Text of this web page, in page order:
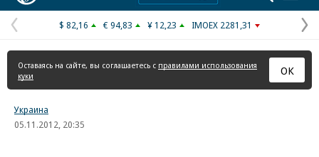
Предыдущая
страница
$ 82,16 € 94,83 ¥ 12,23 IMOEX 2281,31
Оставаясь на сайте, вы соглашаетесь с правилами использования
куки
ОК
Украина
05.11.2012, 20:35